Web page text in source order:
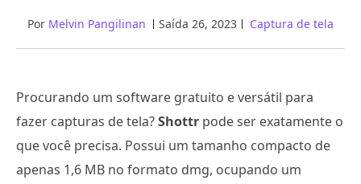
Por Melvin Pangilinan Saída 26, 2023 Captura de tela
Procurando um software gratuito e versátil para
fazer capturas de tela?Shottr pode ser exatamente o
que você precisa. Possui um tamanho compacto de
apenas 1,6 MB no formato dmg, ocupando um